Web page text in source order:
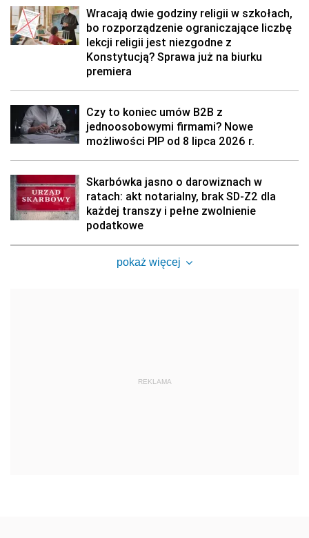
Wracają dwie godziny religii w szkołach,
bo rozporządzenie ograniczające liczbę
lekcji religii jest niezgodne z
Konstytucją? Sprawa już na biurku
premiera
Czy to koniec umów B2B z
jednoosobowymi firmami? Nowe
możliwości PIP od 8 lipca 2026 r.
Skarbówka jasno o darowiznach w
ratach: akt notarialny, brak SD-Z2 dla
każdej transzy i pełne zwolnienie
podatkowe
pokaż więcej
REKLAMA